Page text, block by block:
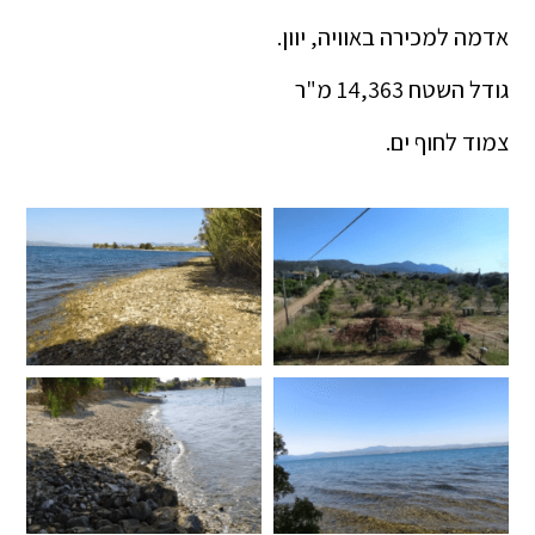
אדמה למכירה באוויה, יוון.
גודל השטח 14,363 מ"ר
צמוד לחוף ים.